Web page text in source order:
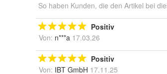
So haben Kunden, die den Artikel bei
Positiv
Von: n***a 17.03.26
Positiv
Von: IBT GmbH 17.11.25